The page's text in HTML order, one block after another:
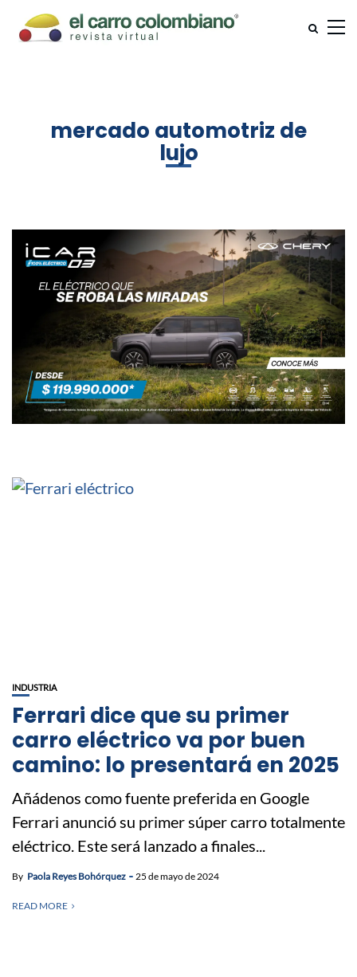
mercado automotriz de
lujo
INDUSTRIA
Ferrari dice que su primer
carro eléctrico va por buen
camino: lo presentará en 2025
Añádenos como fuente preferida en Google
Ferrari anunció su primer súper carro totalmente
eléctrico. Este será lanzado a finales...
By Paola Reyes Bohórquez 25 de mayo de 2024
READ MORE